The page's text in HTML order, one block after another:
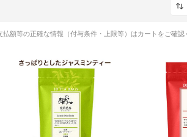
額等の正確な情報（付与条件・上限等）はカートをご確認